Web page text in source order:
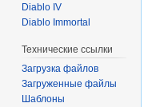
Diablo IV
Diablo Immortal
Технические ссылки
Загрузка файлов
Загруженные файлы
Шаблоны